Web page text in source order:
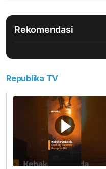
Rekomendasi
Republika TV